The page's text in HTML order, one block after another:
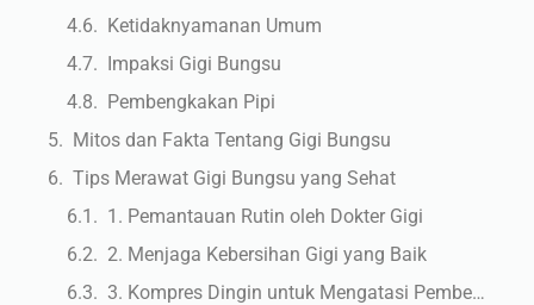
Ketidaknyamanan Umum
Impaksi Gigi Bungsu
Pembengkakan Pipi
Mitos dan Fakta Tentang Gigi Bungsu
Tips Merawat Gigi Bungsu yang Sehat
1. Pemantauan Rutin oleh Dokter Gigi
2. Menjaga Kebersihan Gigi yang Baik
3. Kompres Dingin untuk Mengatasi Pembengkakan